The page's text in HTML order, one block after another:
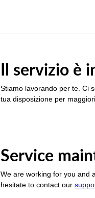
Il servizio è
Stiamo lavorando per te. Ci
tua disposizione per
Service
We are working for you and
hesitate to contact our